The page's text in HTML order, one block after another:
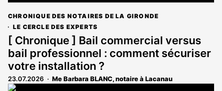
CHRONIQUE DES NOTAIRES DE LA GIRONDE
LE CERCLE DES EXPERTS
[ Chronique ] Bail commercial versus
bail professionnel : comment sécuriser
votre installation ?
23.07.2026 Me Barbara BLANC, notaire à Lacanau